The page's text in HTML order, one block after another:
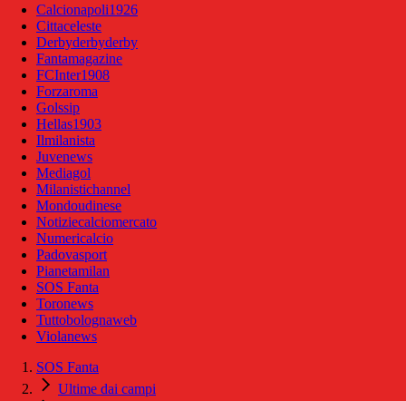
Calcionapoli1926
Cittaceleste
Derbyderbyderby
Fantamagazine
FCInter1908
Forzaroma
Golssip
Hellas1903
Ilmilanista
Juvenews
Mediagol
Milanistichannel
Mondoudinese
Notiziecalciomercato
Numericalcio
Padovasport
Pianetamilan
SOS Fanta
Toronews
Tuttobolognaweb
Violanews
SOS Fanta
Ultime dai campi